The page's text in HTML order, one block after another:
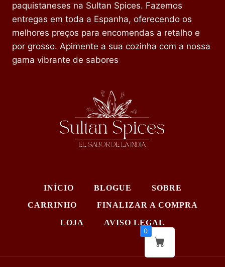
paquistaneses na Sultan Spices. Fazemos
entregas em toda a Espanha, oferecendo os
melhores preços para encomendas a retalho e
por grosso. Apimente a sua cozinha com a nossa
gama vibrante de sabores
INÍCIO BLOGUE SOBRE
CARRINHO FINALIZAR A COMPRA
LOJA AVISO LEGAL
0